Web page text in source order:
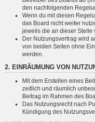
den nachfolgenden
Wenn du mit diesen
das Board nicht weiter
jeweils die an dieser Stelle
Der Nutzungsvertrag wird
von beiden Seiten ohne
werden.
2. EINRÄUMUNG VON
Mit dem Erstellen eines
zeitlich und räumlich
Beitrag im Rahmen des
Das Nutzungsrecht nach
Kündigung des